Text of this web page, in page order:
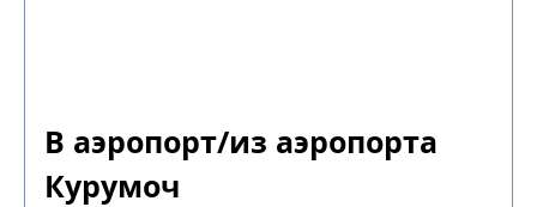
В аэропорт/из аэропорта
Курумоч